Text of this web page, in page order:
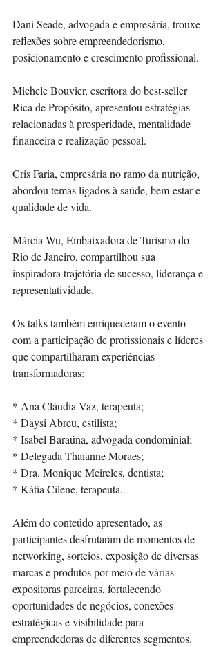
Dani Seade, advogada e empresária, trouxe
reflexões sobre empreendedorismo,
posicionamento e crescimento profissional.
Michele Bouvier, escritora do best-seller
Rica de Propósito, apresentou estratégias
relacionadas à prosperidade, mentalidade
financeira e realização pessoal.
Cris Faria, empresária no ramo da nutrição,
abordou temas ligados à saúde, bem-estar e
qualidade de vida.
Márcia Wu, Embaixadora de Turismo do
Rio de Janeiro, compartilhou sua
inspiradora trajetória de sucesso, liderança e
representatividade.
Os talks também enriqueceram o evento
com a participação de profissionais e líderes
que compartilharam experiências
transformadoras:
* Ana Cláudia Vaz, terapeuta;
* Daysi Abreu, estilista;
* Isabel Baraúna, advogada condominial;
* Delegada Thaianne Moraes;
* Dra. Monique Meireles, dentista;
* Kátia Cilene, terapeuta.
Além do conteúdo apresentado, as
participantes desfrutaram de momentos de
networking, sorteios, exposição de diversas
marcas e produtos por meio de várias
expositoras parceiras, fortalecendo
oportunidades de negócios, conexões
estratégicas e visibilidade para
empreendedoras de diferentes segmentos.